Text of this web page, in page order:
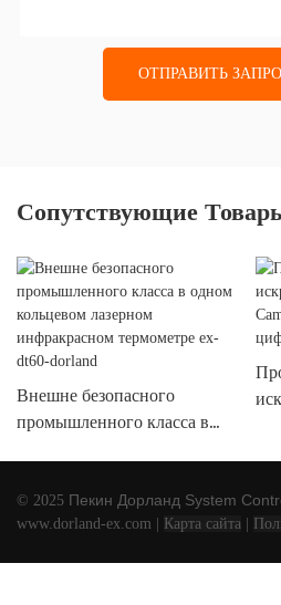
ОТПРАВИТЬ
Сопутствующие
Внешне безопасного
промышленного класса в
ex-dt60-dorland
© 2025 Пекин Дорланд System
www.dorland-ex.com
Карта сайта